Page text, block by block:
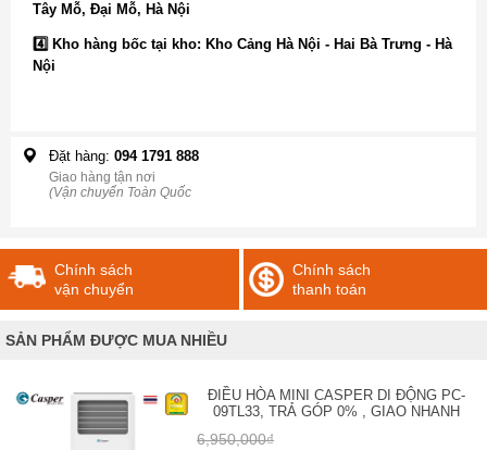
Tây Mỗ, Đại Mỗ, Hà Nội
4️⃣ Kho hàng bốc tại kho: Kho Cảng Hà Nội - Hai Bà Trưng - Hà
Nội
Đặt hàng: 094 1791 888
Giao hàng tận nơi
(Vận chuyển Toàn Quốc
Chính sách
vận chuyển
Chính sách
thanh toán
SẢN PHẨM ĐƯỢC MUA NHIỀU
ĐIỀU HÒA MINI CASPER DI ĐỘNG PC-
09TL33, TRẢ GÓP 0% , GIAO NHANH
6,950,000₫